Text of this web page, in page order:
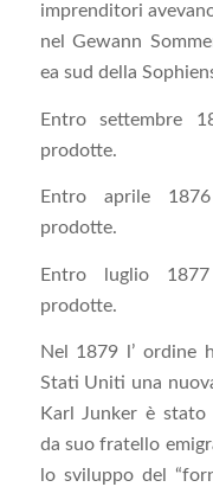
imprenditori
nel Gewann
ea sud della
Entro settembre
prodotte.
Entro aprile
prodotte.
Entro luglio
prodotte.
Nel 1879 l’ ordine
Stati Uniti una
Karl Junker è
da suo fratello
lo sviluppo del